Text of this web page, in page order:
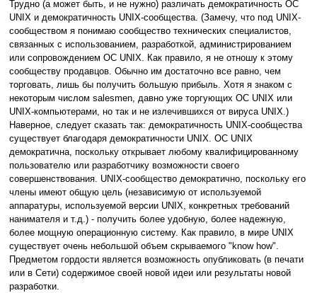
Трудно (а может быть, и не нужно) различать демократичность ОС
UNIX и демократичность UNIX-сообщества. (Замечу, что под UNIX-
сообществом я понимаю сообщество технических специалистов,
связанных с использованием, разработкой, администрированием
или сопровождением ОС UNIX. Как правило, я не отношу к этому
сообществу продавцов. Обычно им достаточно все равно, чем
торговать, лишь бы получить большую прибыль. Хотя я знаком с
некоторым числом salesmen, давно уже торгующих ОС UNIX или
UNIX-компьютерами, но так и не излечившихся от вируса UNIX.)
Наверное, следует сказать так: демократичность UNIX-сообщества
существует благодаря демократичности UNIX. ОС UNIX
демократична, поскольку открывает любому квалифицированному
пользователю или разработчику возможности своего
совершенствования. UNIX-сообщество демократично, поскольку его
члены имеют общую цель (независимую от используемой
аппаратуры, используемой версии UNIX, конкретных требований
нанимателя и т.д.) - получить более удобную, более надежную,
более мощную операционную систему. Как правило, в мире UNIX
существует очень небольшой объем скрываемого "know how".
Предметом гордости является возможность опубликовать (в печати
или в Сети) содержимое своей новой идеи или результаты новой
разработки.